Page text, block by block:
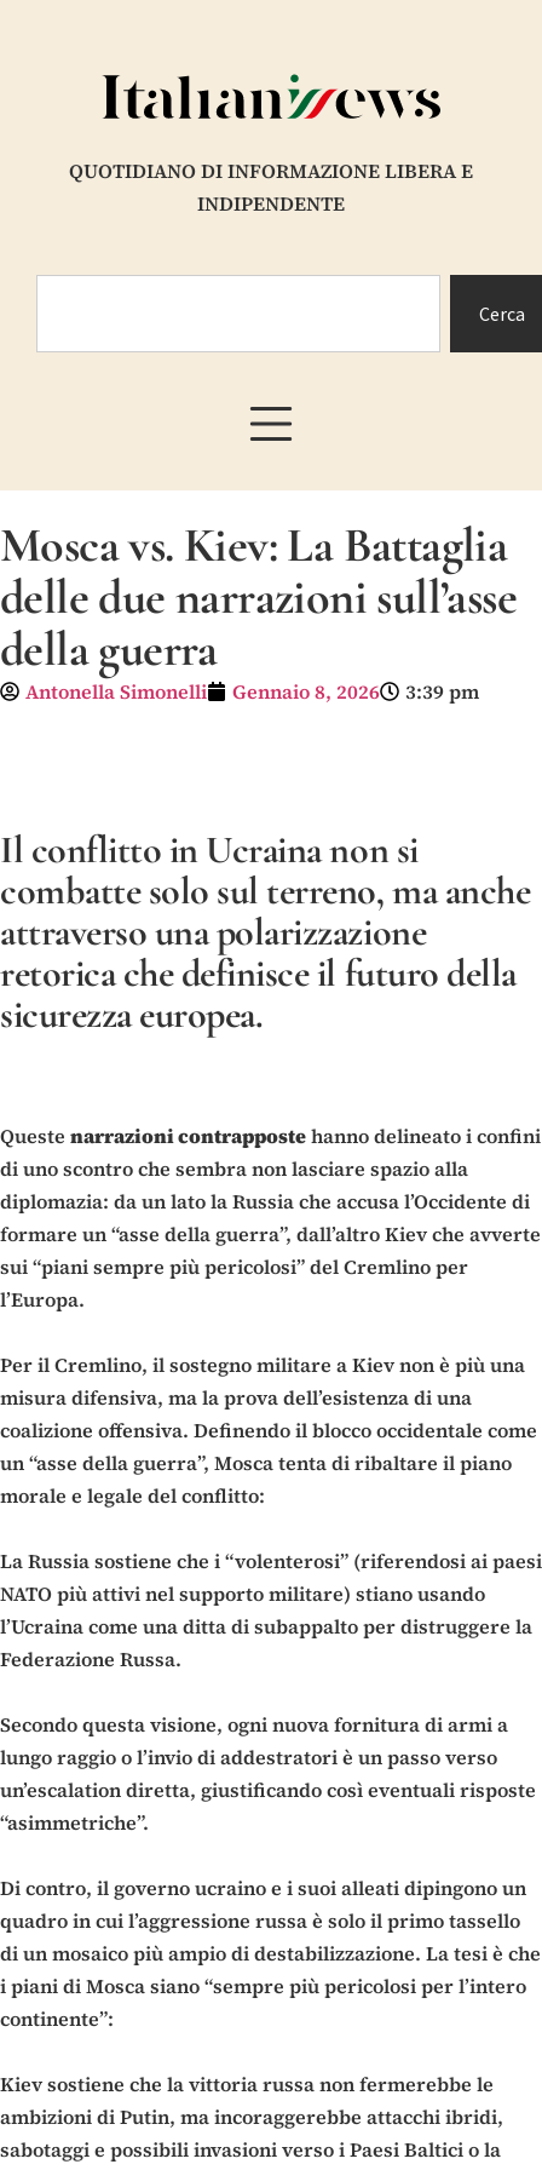
QUOTIDIANO DI INFORMAZIONE LIBERA E
INDIPENDENTE
Cerca
Mosca vs. Kiev: La Battaglia
delle due narrazioni sull’asse
della guerra
Antonella Simonelli Gennaio 8, 2026 3:39 pm
Il conflitto in Ucraina non si
combatte solo sul terreno, ma anche
attraverso una polarizzazione
retorica che definisce il futuro della
sicurezza europea.
Queste narrazioni contrappostehanno delineato i confini
di uno scontro che sembra non lasciare spazio alla
diplomazia: da un lato la Russia che accusa l’Occidente di
formare un “asse della guerra”, dall’altro Kiev che avverte
sui “piani sempre più pericolosi” del Cremlino per
l’Europa.
Per il Cremlino, il sostegno militare a Kiev non è più una
misura difensiva, ma la prova dell’esistenza di una
coalizione offensiva. Definendo il blocco occidentale come
un “asse della guerra”, Mosca tenta di ribaltare il piano
morale e legale del conflitto:
La Russia sostiene che i “volenterosi” (riferendosi ai paesi
NATO più attivi nel supporto militare) stiano usando
l’Ucraina come una ditta di subappalto per distruggere la
Federazione Russa.
Secondo questa visione, ogni nuova fornitura di armi a
lungo raggio o l’invio di addestratori è un passo verso
un’escalation diretta, giustificando così eventuali risposte
“asimmetriche”.
Di contro, il governo ucraino e i suoi alleati dipingono un
quadro in cui l’aggressione russa è solo il primo tassello
di un mosaico più ampio di destabilizzazione. La tesi è che
i piani di Mosca siano “sempre più pericolosi per l’intero
continente”:
Kiev sostiene che la vittoria russa non fermerebbe le
ambizioni di Putin, ma incoraggerebbe attacchi ibridi,
sabotaggi e possibili invasioni verso i Paesi Baltici o la